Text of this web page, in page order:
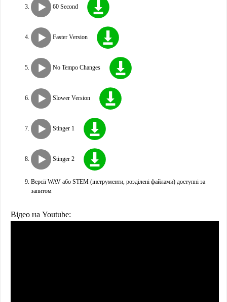
60 Second
Faster Version
No Tempo Changes
Slower Version
Stinger 1
Stinger 2
Версії WAV або STEM (інструменти, розділені файлами) доступні за
запитом
Відео на Youtube: